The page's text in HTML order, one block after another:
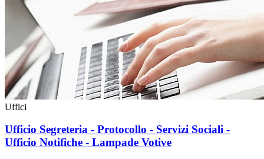
Uffici
Ufficio Segreteria - Protocollo - Servizi Sociali -
Ufficio Notifiche - Lampade Votive